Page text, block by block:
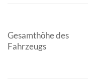
Gesamthöhe des
Fahrzeugs